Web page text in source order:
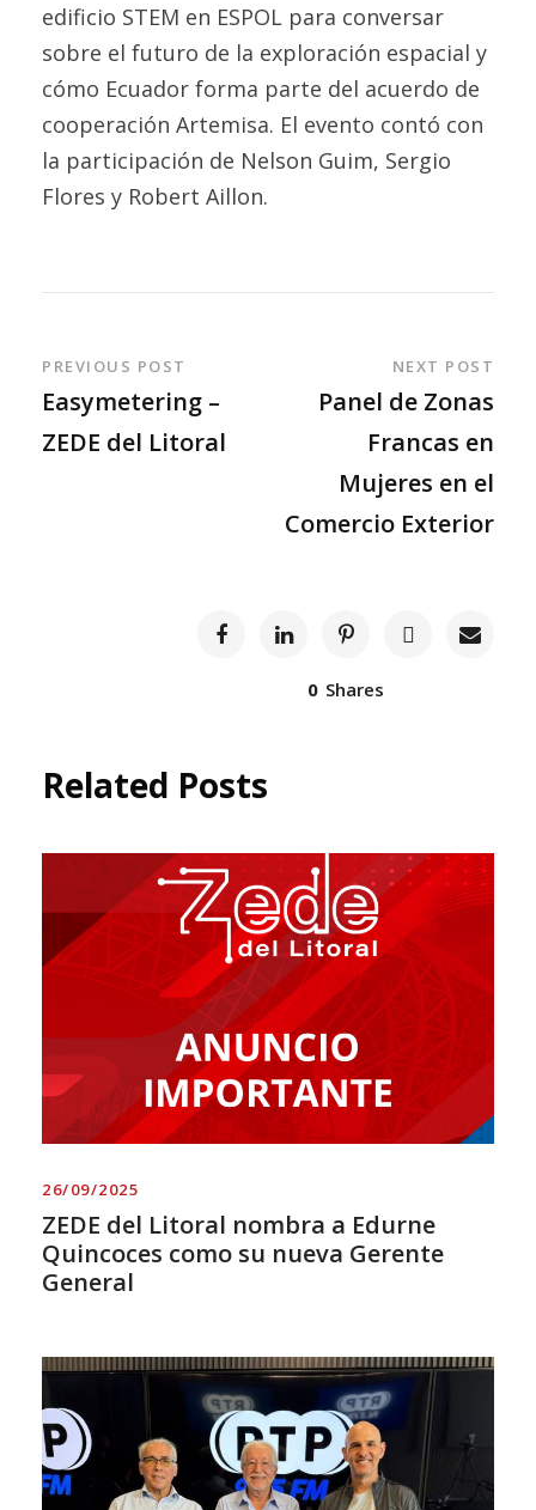
edificio STEM en ESPOL para conversar
sobre el futuro de la exploración espacial y
cómo Ecuador forma parte del acuerdo de
cooperación Artemisa. El evento contó con
la participación de Nelson Guim, Sergio
Flores y Robert Aillon.
PREVIOUS POST
Easymetering –
ZEDE del Litoral
NEXT POST
Panel de Zonas
Francas en
Mujeres en el
Comercio Exterior
0 Shares
Related Posts
26/09/2025
ZEDE del Litoral nombra a Edurne
Quincoces como su nueva Gerente
General